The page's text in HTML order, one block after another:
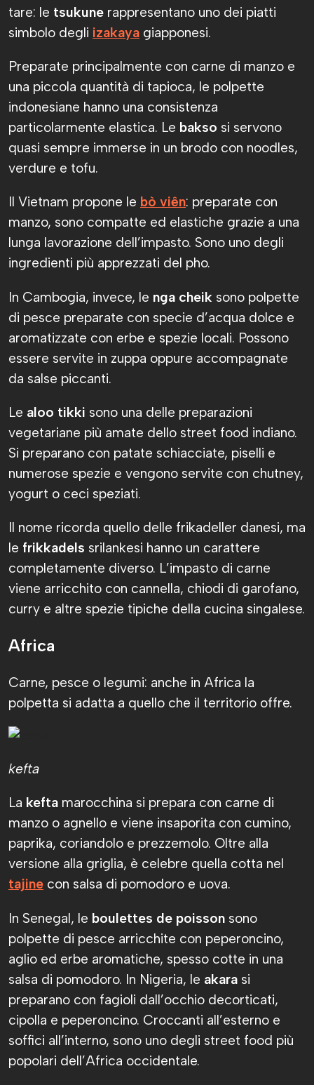
tare: le tsukune rappresentano uno dei piatti
simbolo degli izakaya giapponesi.
Preparate principalmente con carne di manzo e
una piccola quantità di tapioca, le polpette
indonesiane hanno una consistenza
particolarmente elastica. Le bakso si servono
quasi sempre immerse in un brodo con noodles,
verdure e tofu.
Il Vietnam propone le bò viên: preparate con
manzo, sono compatte ed elastiche grazie a una
lunga lavorazione dell’impasto. Sono uno degli
ingredienti più apprezzati del pho.
In Cambogia, invece, le nga cheik sono polpette
di pesce preparate con specie d’acqua dolce e
aromatizzate con erbe e spezie locali. Possono
essere servite in zuppa oppure accompagnate
da salse piccanti.
Le aloo tikki sono una delle preparazioni
vegetariane più amate dello street food indiano.
Si preparano con patate schiacciate, piselli e
numerose spezie e vengono servite con chutney,
yogurt o ceci speziati.
Il nome ricorda quello delle frikadeller danesi, ma
le frikkadels srilankesi hanno un carattere
completamente diverso. L’impasto di carne
viene arricchito con cannella, chiodi di garofano,
curry e altre spezie tipiche della cucina singalese.
Africa
Carne, pesce o legumi: anche in Africa la
polpetta si adatta a quello che il territorio offre.
kefta
La kefta marocchina si prepara con carne di
manzo o agnello e viene insaporita con cumino,
paprika, coriandolo e prezzemolo. Oltre alla
versione alla griglia, è celebre quella cotta nel
tajine con salsa di pomodoro e uova.
In Senegal, le boulettes de poisson sono
polpette di pesce arricchite con peperoncino,
aglio ed erbe aromatiche, spesso cotte in una
salsa di pomodoro. In Nigeria, le akara si
preparano con fagioli dall’occhio decorticati,
cipolla e peperoncino. Croccanti all’esterno e
soffici all’interno, sono uno degli street food più
popolari dell’Africa occidentale.